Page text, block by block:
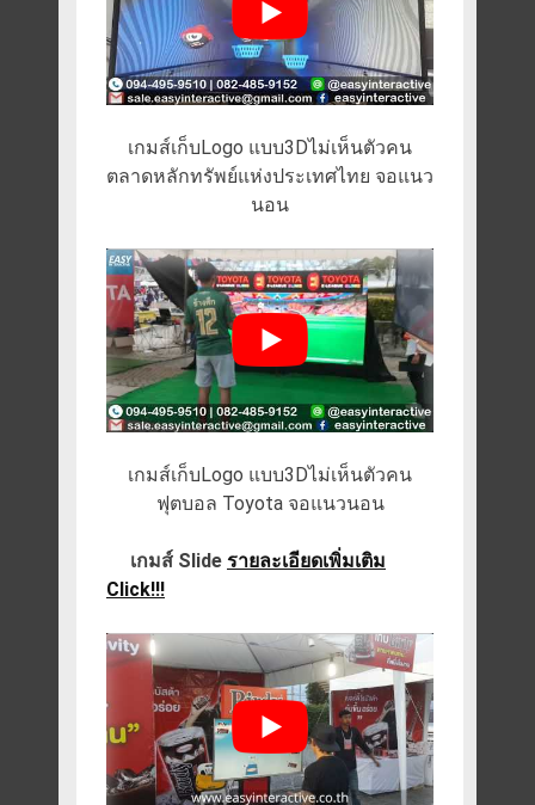
เกมส์เก็บLogo แบบ3Dไม่เห็นตัวคน
ตลาดหลักทรัพย์แห่งประเทศไทย จอแนว
นอน
เกมส์เก็บLogo แบบ3Dไม่เห็นตัวคน
ฟุตบอล Toyota จอแนวนอน
เกมส์ Slide รายละเอียดเพิ่มเติม
Click!!!